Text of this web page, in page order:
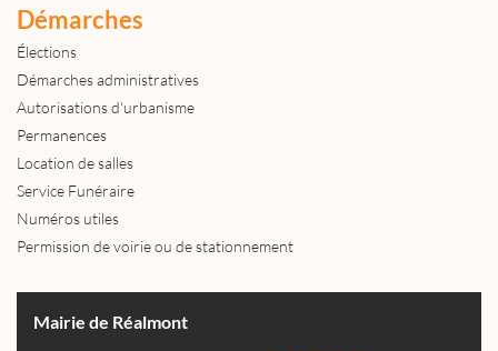
Démarches
Élections
Démarches administratives
Autorisations d'urbanisme
Permanences
Location de salles
Service Funéraire
Numéros utiles
Permission de voirie ou de stationnement
Mairie de Réalmont